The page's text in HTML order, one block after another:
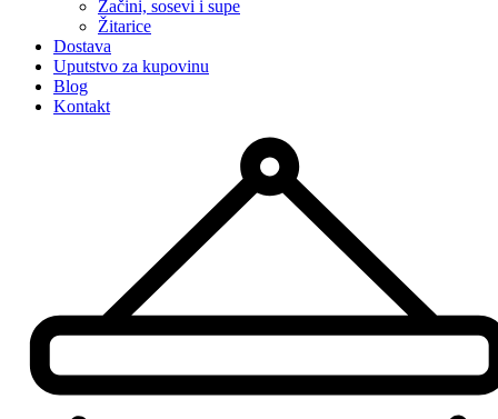
Začini, sosevi i supe
Žitarice
Dostava
Uputstvo za kupovinu
Blog
Kontakt